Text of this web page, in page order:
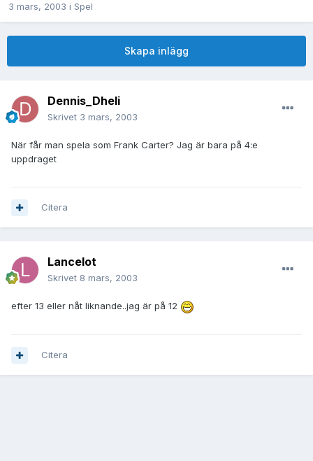
3 mars, 2003 i Spel
Skapa inlägg
Dennis_Dheli
Skrivet 3 mars, 2003
När får man spela som Frank Carter? Jag är bara på 4:e
uppdraget
Citera
Lancelot
Skrivet 8 mars, 2003
efter 13 eller nåt liknande..jag är på 12
Citera